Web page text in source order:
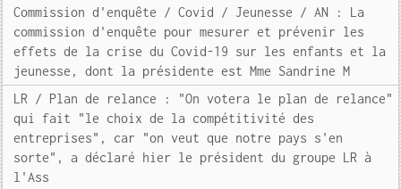
Commission d'enquête / Covid / Jeunesse / AN : La
commission d'enquête pour mesurer et prévenir les
effets de la crise du Covid-19 sur les enfants et la
jeunesse, dont la présidente est Mme Sandrine M
LR / Plan de relance : "On votera le plan de relance"
qui fait "le choix de la compétitivité des
entreprises", car "on veut que notre pays s'en
sorte", a déclaré hier le président du groupe LR à
l'Ass